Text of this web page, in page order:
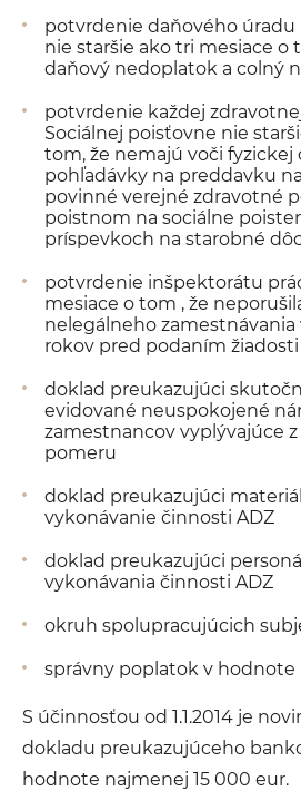
potvrdenie daňového úradu
nie staršie ako tri mesiace o
daňový nedoplatok a colný
potvrdenie každej
Sociálnej poisťovne nie
tom, že nemajú voči fyzickej
pohľadávky na preddavku
povinné verejné zdravotné
poistnom na sociálne
príspevkoch na starobné
potvrdenie inšpektorátu
mesiace o tom , že
nelegálneho
rokov pred podaním žiadosti
doklad preukazujúci
evidované neuspokojené
zamestnancov vyplývajúce
pomeru
doklad preukazujúci
vykonávanie činnosti ADZ
doklad preukazujúci
vykonávania činnosti ADZ
okruh spolupracujúcich
správny poplatok v
S účinnosťou od 1.1.2014 je
dokladu preukazujúceho
hodnote najmenej 15 000 eur.